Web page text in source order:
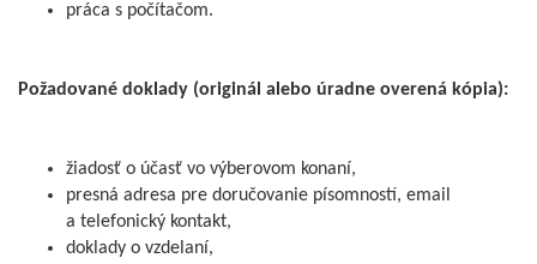
práca s počítačom.
Požadované doklady (originál alebo úradne overená kópia):
žiadosť o účasť vo výberovom konaní,
presná adresa pre doručovanie písomností, email
a telefonický kontakt,
doklady o vzdelaní,